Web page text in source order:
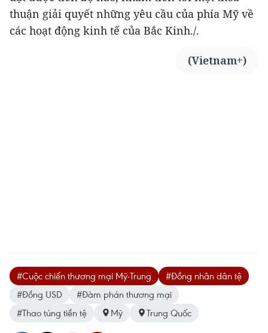
thuận giải quyết những yêu cầu của phía Mỹ về
các hoạt động kinh tế của Bắc Kinh./.
(Vietnam+)
#Cuộc chiến thương mại Mỹ-Trung
#Đồng nhân dân tệ
#Đồng USD
#Đàm phán thương mại
#Thao túng tiền tệ
Mỹ Trung Quốc